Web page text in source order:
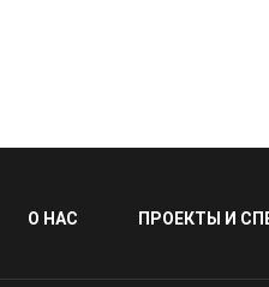
О НАС ПРОЕКТЫ И